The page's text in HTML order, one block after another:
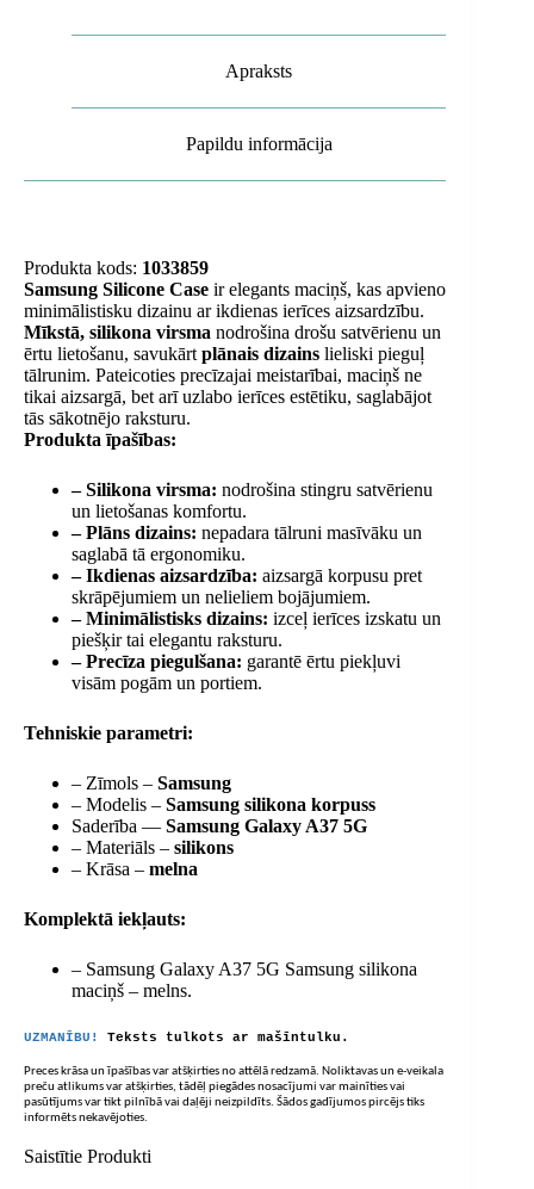
Apraksts
Papildu informācija
Produkta kods: 1033859
Samsung Silicone Case ir elegants maciņš, kas apvieno
minimālistisku dizainu ar ikdienas ierīces aizsardzību.
Mīkstā, silikona virsma nodrošina drošu satvērienu un
ērtu lietošanu, savukārt plānais dizains lieliski pieguļ
tālrunim. Pateicoties precīzajai meistarībai, maciņš ne
tikai aizsargā, bet arī uzlabo ierīces estētiku, saglabājot
tās sākotnējo raksturu.
Produkta īpašības:
– Silikona virsma: nodrošina stingru satvērienu
un lietošanas komfortu.
– Plāns dizains: nepadara tālruni masīvāku un
saglabā tā ergonomiku.
– Ikdienas aizsardzība: aizsargā korpusu pret
skrāpējumiem un nelieliem bojājumiem.
– Minimālistisks dizains: izceļ ierīces izskatu un
piešķir tai elegantu raksturu.
– Precīza piegulšana: garantē ērtu piekļuvi
visām pogām un portiem.
Tehniskie parametri:
– Zīmols – Samsung
– Modelis – Samsung silikona korpuss
Saderība — Samsung Galaxy A37 5G
– Materiāls – silikons
– Krāsa – melna
Komplektā iekļauts:
– Samsung Galaxy A37 5G Samsung silikona
maciņš – melns.
UZMANĪBU! Teksts tulkots ar mašīntulku.
Preces krāsa un īpašības var atšķirties no attēlā redzamā. Noliktavas un e-veikala
preču atlikums var atšķirties, tādēļ piegādes nosacījumi var mainīties vai
pasūtījums var tikt pilnībā vai daļēji neizpildīts. Šādos gadījumos pircējs tiks
informēts nekavējoties.
Saistītie Produkti